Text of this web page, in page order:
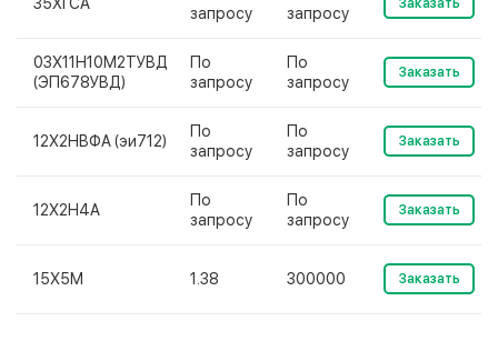
запросу
запросу
03Х11Н10М2ТУВД
(ЭП678УВД)
По
запросу
По
запросу
Заказать
12Х2НВФА (эи712)
По
запросу
По
запросу
Заказать
12Х2Н4А
По
запросу
По
запросу
Заказать
15Х5М 1.38 300000 Заказать